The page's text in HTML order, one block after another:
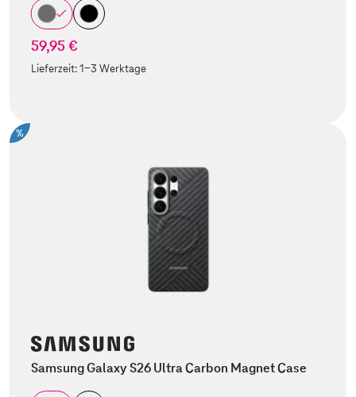
59,95 €
Lieferzeit:1-3 Werktage
%
Samsung Galaxy S26 Ultra Carbon Magnet Case